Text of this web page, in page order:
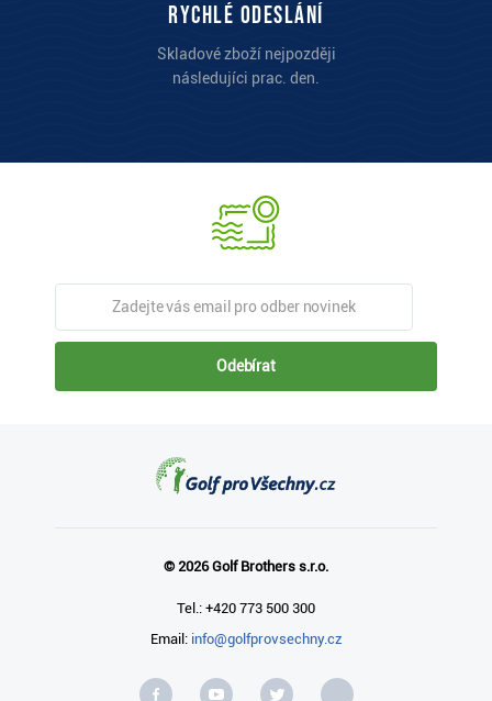
Rychlé odeslání
Skladové zboží nejpozději
následujíci prac. den.
Odebírat
© 2026 Golf Brothers s.r.o.
Tel.: +420 773 500 300
Email: info@golfprovsechny.cz